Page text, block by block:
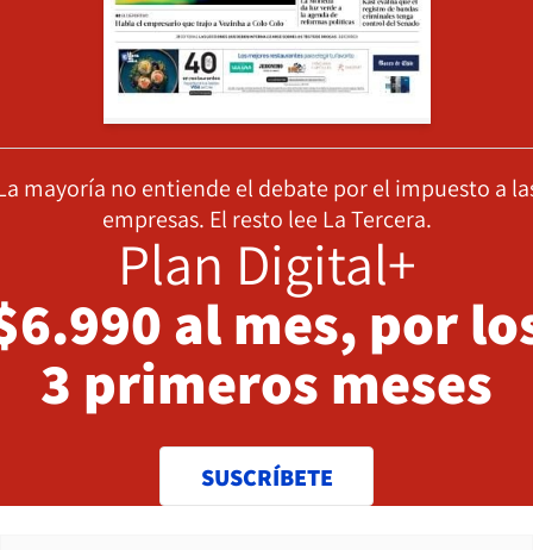
mayoría no entiende el debate por el impuesto a
empresas. El resto lee La Tercera.
Plan Digital+
al mes, por
3 primeros meses
SUSCRÍBETE